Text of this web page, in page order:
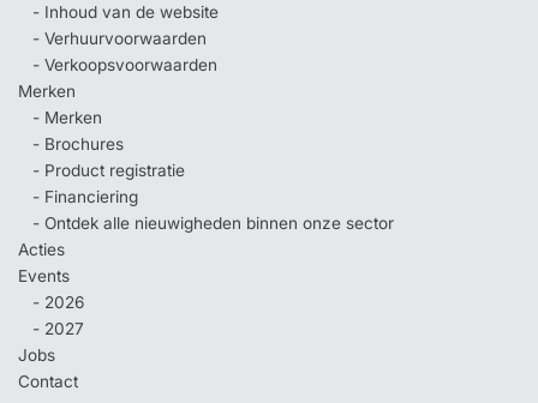
- Inhoud van de website
- Verhuurvoorwaarden
- Verkoopsvoorwaarden
Merken
- Merken
- Brochures
- Product registratie
- Financiering
- Ontdek alle nieuwigheden binnen onze sector
Acties
Events
- 2026
- 2027
Jobs
Contact